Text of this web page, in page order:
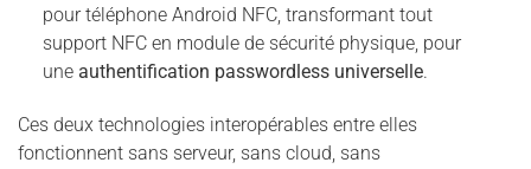
pour téléphone Android NFC, transformant tout
support NFC en module de sécurité physique, pour
une authentification passwordless universelle.
Ces deux technologies interopérables entre elles
fonctionnent sans serveur, sans cloud, sans